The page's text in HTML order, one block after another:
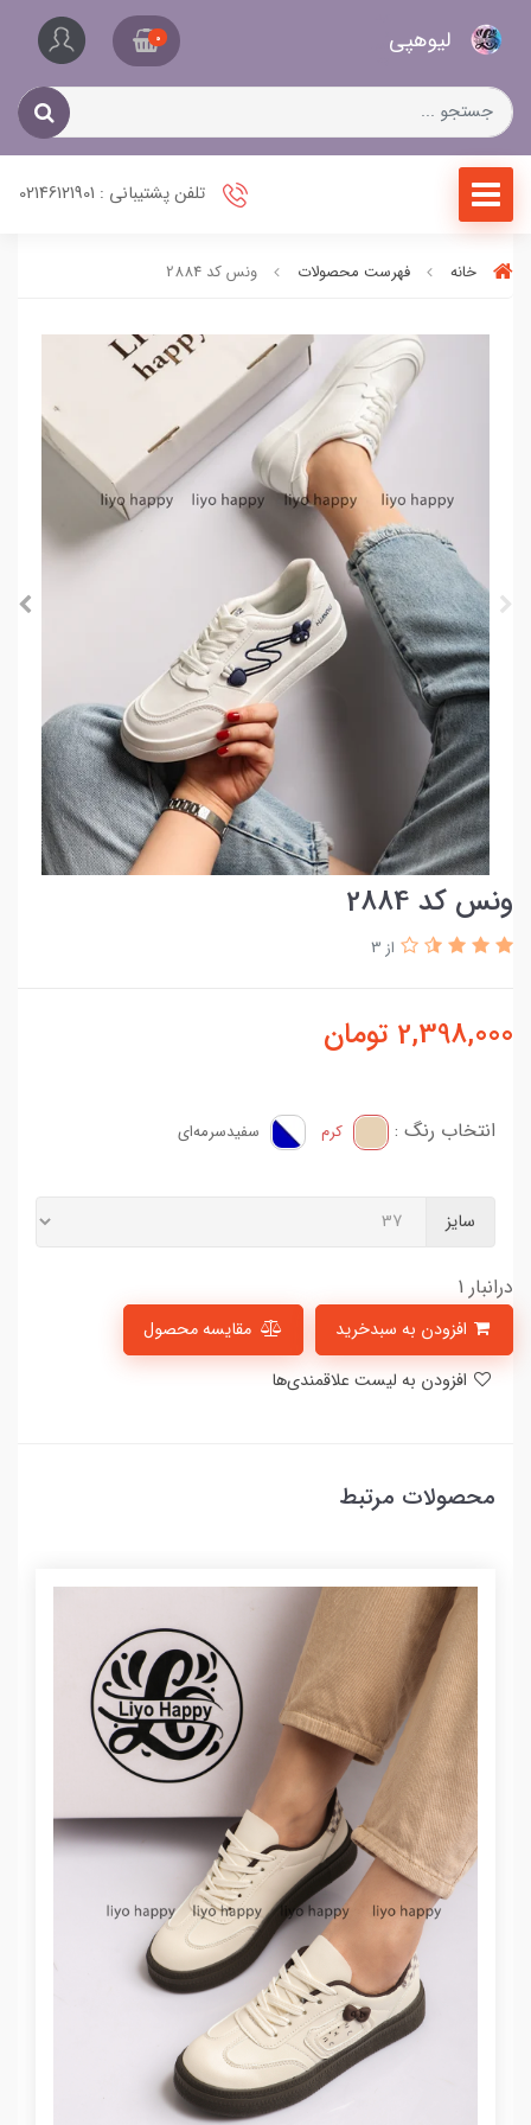
لیو‌هپی 0
تلفن پشتیبانی : 02146121901
خانه فهرست محصولات ونس کد 2884
ونس کد 2884
از 3
2,398,000 تومان
انتخاب رنگ : کرم سفید‌سرمه‌ای
سایز
درانبار 1
مقایسه محصول
محصولات مرتبط